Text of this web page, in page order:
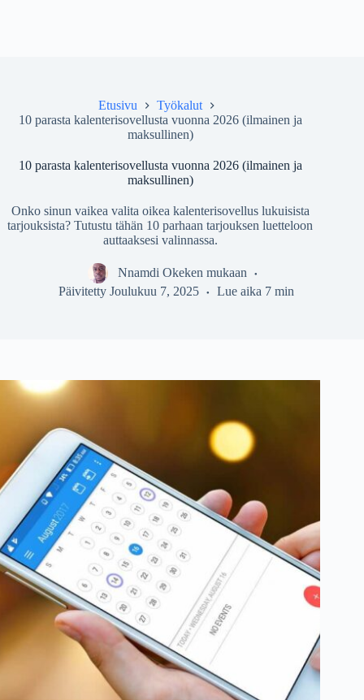
Etusivu
Työkalut
10 parasta kalenterisovellusta vuonna 2026 (ilmainen ja
maksullinen)
10 parasta kalenterisovellusta vuonna 2026 (ilmainen ja
maksullinen)
Onko sinun vaikea valita oikea kalenterisovellus lukuisista
tarjouksista? Tutustu tähän 10 parhaan tarjouksen luetteloon
auttaaksesi valinnassa.
Nnamdi Okeken mukaan
Päivitetty Joulukuu 7, 2025 Lue aika 7 min